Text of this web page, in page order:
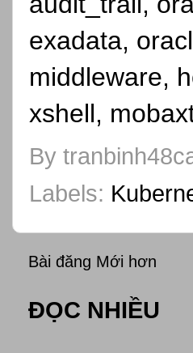
exadata,
middleware,
xshell,
By
Labels:
Bài đăng Mới hơn
ĐỌC NHIỀU